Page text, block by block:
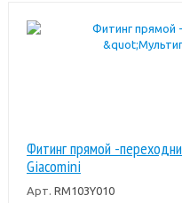
Фитинг прямой -
Giacomini
Арт. RM103Y010